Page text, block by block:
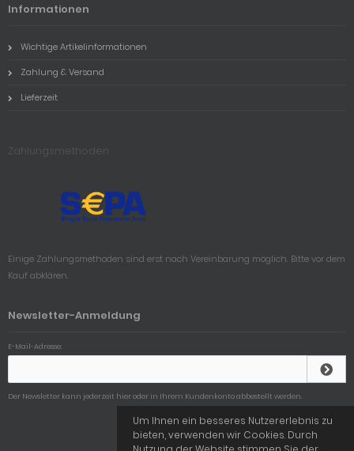
Informationen
Wichtige Artikelinformationen
Zahlung & Versand
Lieferzeit
Zahlungsmethoden
Einige Zahlungsmethoden sind erst nach Vereinbarung möglich. Bitte vor dem
Kauf abklären.
Newsletter-Anmeldung
E-Mail-Adresse:
Der Newsletter kann jederzeit hier oder in Ihrem Kundenkonto abbestellt werden.
Um Ihnen ein besseres Nutzererlebnis zu
bieten, verwenden wir Cookies. Durch